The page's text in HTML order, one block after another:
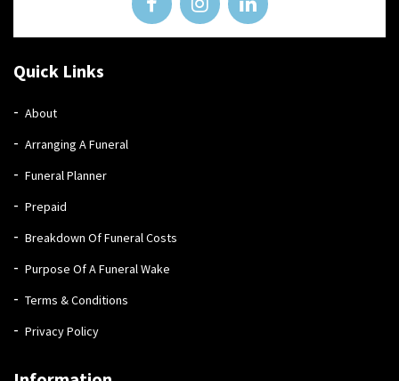
Quick Links
About
Arranging A Funeral
Funeral Planner
Prepaid
Breakdown Of Funeral Costs
Purpose Of A Funeral Wake
Terms & Conditions
Privacy Policy